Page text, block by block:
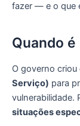
fazer — e o que
Quando é
O governo criou
Serviço) para
vulnerabilidade.
situações